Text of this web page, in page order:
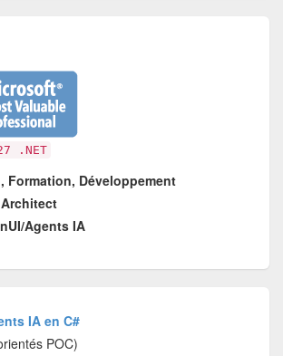
.NET
Formation, Développement
Agents IA
IA en C#
POC)